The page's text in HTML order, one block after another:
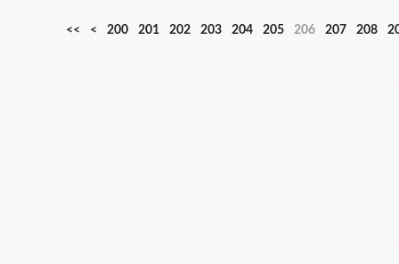
<< < 200 201 202 203 204 205 206 207 208